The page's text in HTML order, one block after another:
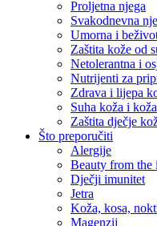
Proljetna njega
Svakodnevna
Umorna i
Zaštita kože od
Netolerantna i
Nutrijenti za
Zdrava i lijepa
Suha koža i
Zaštita dječje
Što preporučiti
Alergije
Beauty from the
Dječji imunitet
Jetra
Koža, kosa,
Magenzij